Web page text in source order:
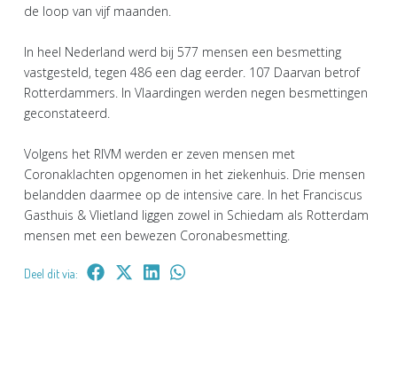
de loop van vijf maanden.
In heel Nederland werd bij 577 mensen een besmetting
vastgesteld, tegen 486 een dag eerder. 107 Daarvan betrof
Rotterdammers. In Vlaardingen werden negen besmettingen
geconstateerd.
Volgens het RIVM werden er zeven mensen met
Coronaklachten opgenomen in het ziekenhuis. Drie mensen
belandden daarmee op de intensive care. In het Franciscus
Gasthuis & Vlietland liggen zowel in Schiedam als Rotterdam
mensen met een bewezen Coronabesmetting.
Deel dit via: